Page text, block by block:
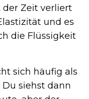
Zeit verliert
und es
die Flüssigkeit
sich häufig als
siehst dann